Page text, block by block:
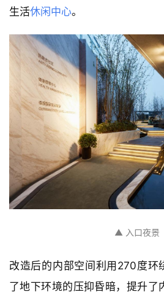
生活休闲中心。
▲ 入口夜景
改造后的内部空间利用270度环
了地下环境的压抑昏暗，提升了